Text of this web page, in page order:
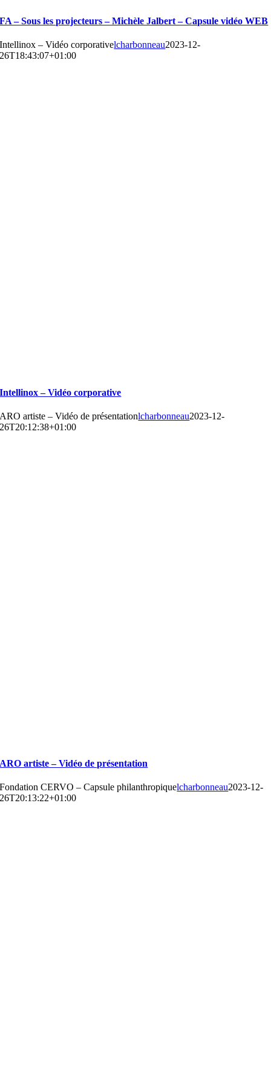
FA – Sous les projecteurs – Michèle Jalbert – Capsule vidéo WEB
Intellinox – Vidéo corporativelcharbonneau2023-12-
26T18:43:07+01:00
Intellinox – Vidéo corporative
ARO artiste – Vidéo de présentationlcharbonneau2023-12-
26T20:12:38+01:00
ARO artiste – Vidéo de présentation
Fondation CERVO – Capsule philanthropiquelcharbonneau2023-12-
26T20:13:22+01:00